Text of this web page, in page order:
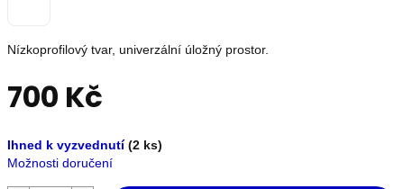
si
rady?
výběrem.
+420739230026
Nízkoprofilový tvar, univerzální úložný prostor.
700 Kč
cena:
Ihned k vyzvednutí(2 ks)
Možnosti doručení